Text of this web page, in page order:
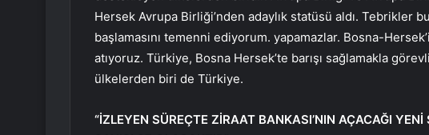
Hersek Avrupa Birliği’nden adaylık statüsü aldı. Tebrikler
başlamasını temenni ediyorum. yapamazlar. Bosna-
atıyoruz. Türkiye, Bosna Hersek’te barışı sağlamakla
ülkelerden biri de Türkiye.
“İZLEYEN SÜREÇTE ZİRAAT BANKASI’NIN AÇACAĞI YENİ